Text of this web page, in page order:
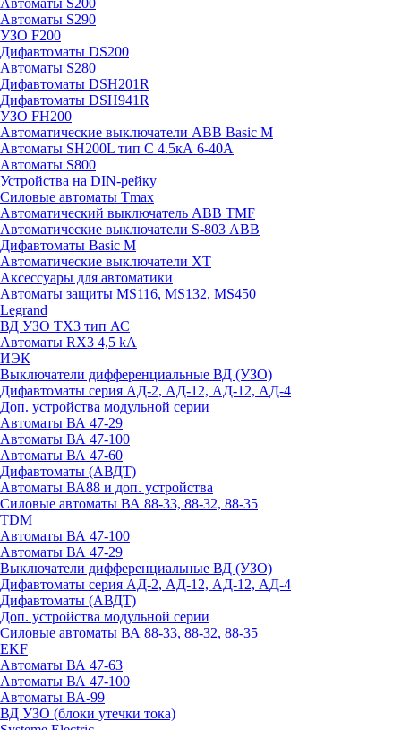
Автоматы S200
Автоматы S290
УЗО F200
Дифавтоматы DS200
Автоматы S280
Дифавтоматы DSH201R
Дифавтоматы DSH941R
УЗО FH200
Автоматические выключатели ABB Basic M
Автоматы SH200L тип С 4.5кА 6-40А
Автоматы S800
Устройства на DIN-рейку
Силовые автоматы Tmax
Автоматический выключатель ABB TMF
Автоматические выключатели S-803 АВВ
Дифавтоматы Basic M
Автоматические выключатели XT
Аксессуары для автоматики
Автоматы защиты MS116, MS132, MS450
Legrand
ВД УЗО TX3 тип АС
Автоматы RX3 4,5 kA
ИЭК
Выключатели дифференциальные ВД (УЗО)
Дифавтоматы серия АД-2, АД-12, АД-12, АД-4
Доп. устройства модульной серии
Автоматы ВА 47-29
Автоматы ВА 47-100
Автоматы ВА 47-60
Дифавтоматы (АВДТ)
Автоматы ВА88 и доп. устройства
Силовые автоматы ВА 88-33, 88-32, 88-35
TDM
Автоматы ВА 47-100
Автоматы ВА 47-29
Выключатели дифференциальные ВД (УЗО)
Дифавтоматы серия АД-2, АД-12, АД-12, АД-4
Дифавтоматы (АВДТ)
Доп. устройства модульной серии
Силовые автоматы ВА 88-33, 88-32, 88-35
EKF
Автоматы ВА 47-63
Автоматы ВА 47-100
Автоматы ВА-99
ВД УЗО (блоки утечки тока)